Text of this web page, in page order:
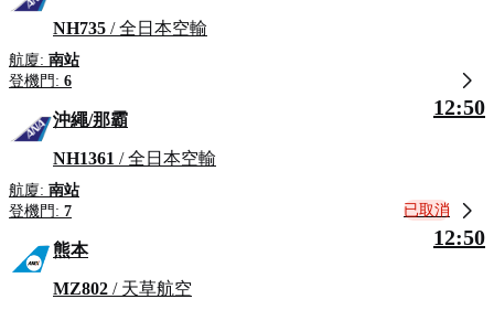
NH735 / 全日本空輸
航廈: 南站
登機門: 6
沖繩/那霸
NH1361 / 全日本空輸
航廈: 南站
登機門: 7
12:50
已取消
熊本
MZ802 / 天草航空
12:50